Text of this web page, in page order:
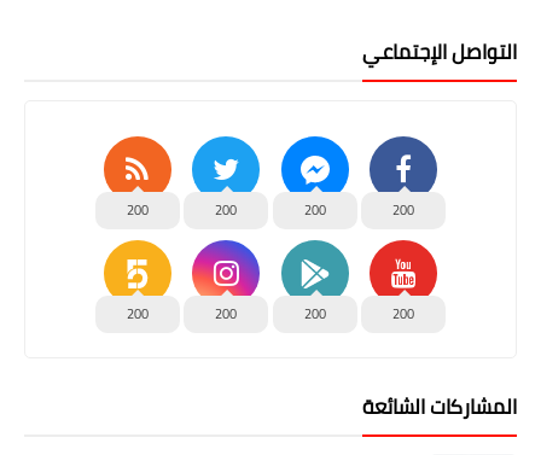
التواصل الإجتماعي
200
200
200
200
200
200
200
200
المشاركات الشائعة